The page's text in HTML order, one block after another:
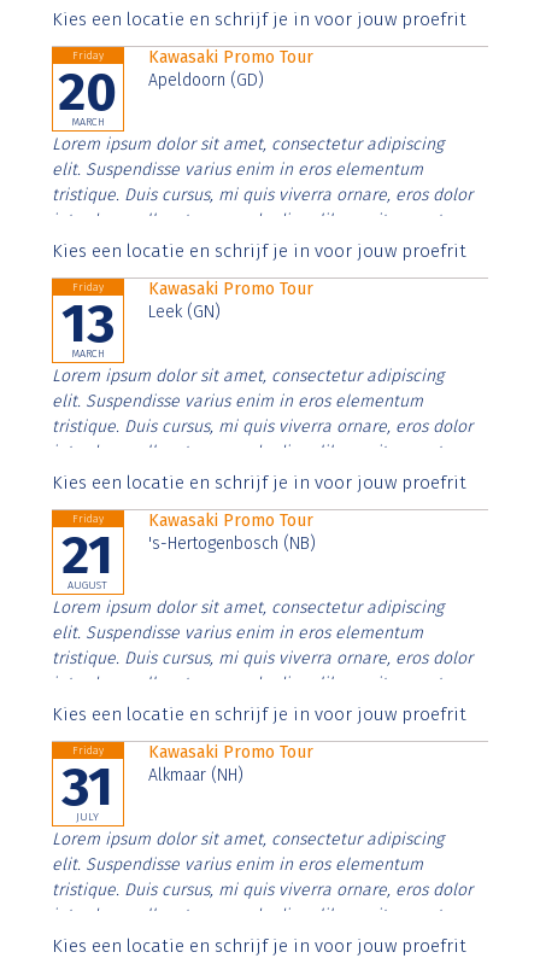
Aenean faucibus nibh et justo cursus id rutrum lorem
Kies een locatie en schrijf je in voor jouw proefrit
Friday
20
MARCH
Kawasaki Promo Tour
Apeldoorn (GD)
Lorem ipsum dolor sit amet, consectetur adipiscing
elit. Suspendisse varius enim in eros elementum
tristique. Duis cursus, mi quis viverra ornare, eros dolor
interdum nulla, ut commodo diam libero vitae erat.
Aenean faucibus nibh et justo cursus id rutrum lorem
Kies een locatie en schrijf je in voor jouw proefrit
Friday
13
MARCH
Kawasaki Promo Tour
Leek (GN)
Lorem ipsum dolor sit amet, consectetur adipiscing
elit. Suspendisse varius enim in eros elementum
tristique. Duis cursus, mi quis viverra ornare, eros dolor
interdum nulla, ut commodo diam libero vitae erat.
Aenean faucibus nibh et justo cursus id rutrum lorem
Kies een locatie en schrijf je in voor jouw proefrit
Friday
21
AUGUST
Kawasaki Promo Tour
's-Hertogenbosch (NB)
Lorem ipsum dolor sit amet, consectetur adipiscing
elit. Suspendisse varius enim in eros elementum
tristique. Duis cursus, mi quis viverra ornare, eros dolor
interdum nulla, ut commodo diam libero vitae erat.
Aenean faucibus nibh et justo cursus id rutrum lorem
Kies een locatie en schrijf je in voor jouw proefrit
Friday
31
JULY
Kawasaki Promo Tour
Alkmaar (NH)
Lorem ipsum dolor sit amet, consectetur adipiscing
elit. Suspendisse varius enim in eros elementum
tristique. Duis cursus, mi quis viverra ornare, eros dolor
interdum nulla, ut commodo diam libero vitae erat.
Aenean faucibus nibh et justo cursus id rutrum lorem
Kies een locatie en schrijf je in voor jouw proefrit